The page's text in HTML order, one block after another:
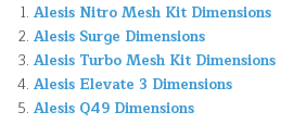
Alesis Nitro Mesh Kit Dimensions
Alesis Surge Dimensions
Alesis Turbo Mesh Kit Dimensions
Alesis Elevate 3 Dimensions
Alesis Q49 Dimensions